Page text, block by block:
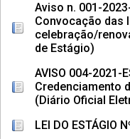
Aviso n. 001-
Convocação das
celebração/
de Estágio)
AVISO 004-2021-
Credenciamento
(Diário Oficial
LEI DO ESTÁGIO